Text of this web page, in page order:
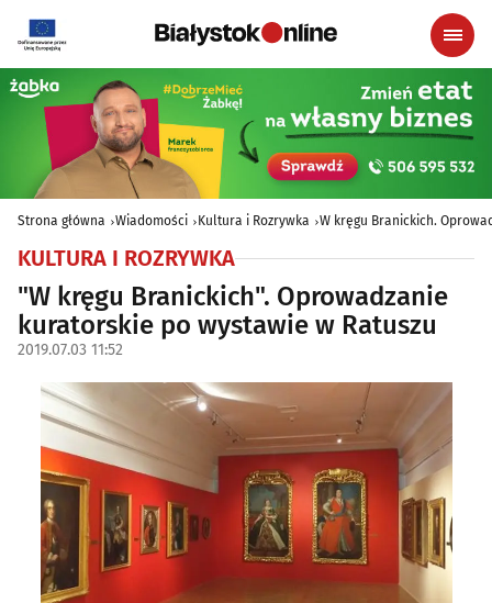
Strona główna Wiadomości Kultura i Rozrywka W kręgu Branickich.
KULTURA I ROZRYWKA
"W kręgu Branickich". Oprowadzanie
kuratorskie po wystawie w Ratuszu
2019.07.03 11:52